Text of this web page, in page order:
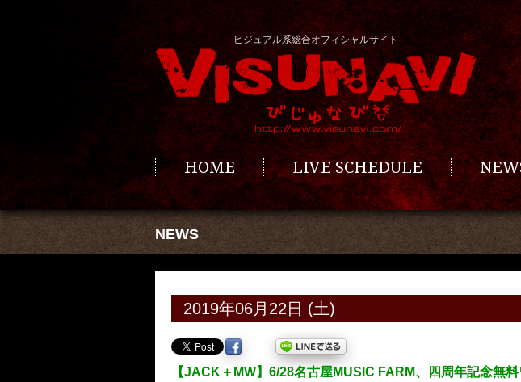
ビジュアル系総合オフィシャルサイト
HOME LIVE SCHEDULE
NEWS
2019年06月22日 (土)
【JACK＋MW】6/28名古屋MUSIC FARM、四周年記念無